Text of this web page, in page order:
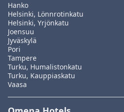
Hanko
Helsinki, Lönnrotinkatu
Helsinki, Yrjönkatu
Joensuu
Jyväskylä
Pori
Tampere
Turku, Humalistonkatu
Turku, Kauppiaskatu
Vaasa